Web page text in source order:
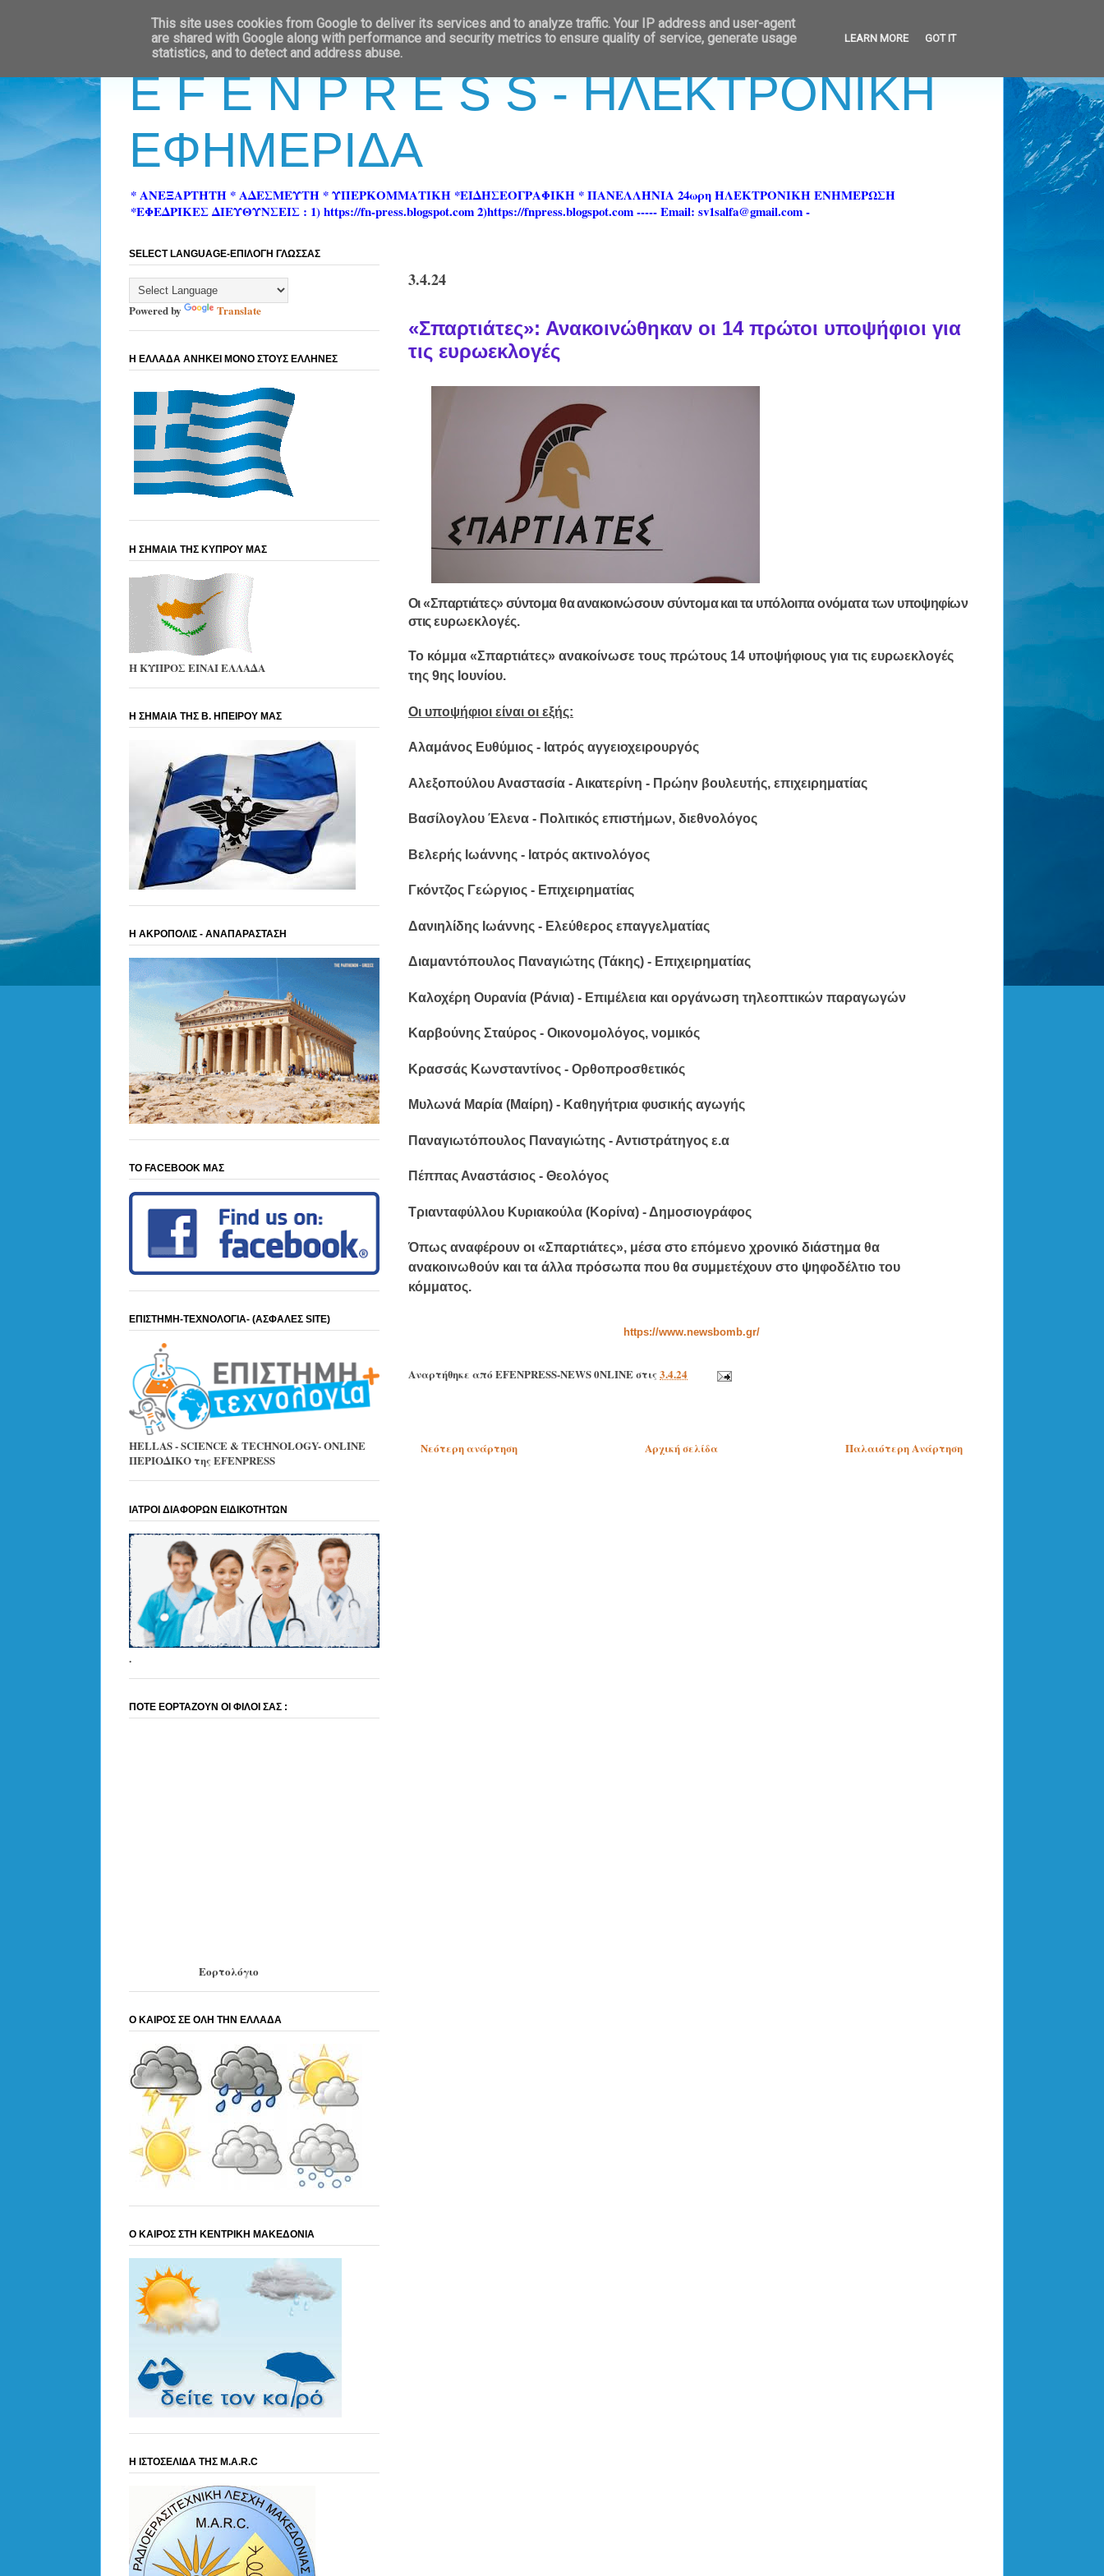
E F E N P R E S S - ΗΛΕΚΤΡΟΝΙΚΗ
ΕΦΗΜΕΡΙΔΑ
* ΑΝΕΞΑΡΤΗΤΗ * ΑΔΕΣΜΕΥΤΗ * ΥΠΕΡΚΟΜΜΑΤΙΚΗ *ΕΙΔΗΣΕΟΓΡΑΦΙΚΗ * ΠΑΝΕΛΛΗΝΙΑ 24ωρη ΗΛΕΚΤΡΟΝΙΚΗ ΕΝΗΜΕΡΩΣΗ
*ΕΦΕΔΡΙΚΕΣ ΔΙΕΥΘΥΝΣΕΙΣ : 1) https://fn-press.blogspot.com 2)https://fnpress.blogspot.com ----- Email: sv1salfa@gmail.com -
3.4.24
«Σπαρτιάτες»: Ανακοινώθηκαν οι 14 πρώτοι υποψήφιοι για
τις ευρωεκλογές
Οι «Σπαρτιάτες» σύντομα θα ανακοινώσουν σύντομα και τα υπόλοιπα ονόματα των υποψηφίων
στιςευρωεκλογές.
Το κόμμα «Σπαρτιάτες» ανακοίνωσε τους πρώτους 14 υποψήφιους για τις ευρωεκλογές
της 9ης Ιουνίου.
Οι υποψήφιοι είναι οι εξής:
Αλαμάνος Ευθύμιος - Ιατρός αγγειοχειρουργός
Αλεξοπούλου Αναστασία - Αικατερίνη - Πρώην βουλευτής, επιχειρηματίας
Βασίλογλου Έλενα - Πολιτικός επιστήμων, διεθνολόγος
Βελερής Ιωάννης - Ιατρός ακτινολόγος
Γκόντζος Γεώργιος - Επιχειρηματίας
Δανιηλίδης Ιωάννης - Ελεύθερος επαγγελματίας
Διαμαντόπουλος Παναγιώτης (Τάκης) - Επιχειρηματίας
Καλοχέρη Ουρανία (Ράνια) - Επιμέλεια και οργάνωση τηλεοπτικών παραγωγών
Καρβούνης Σταύρος - Οικονομολόγος, νομικός
Κρασσάς Κωνσταντίνος - Ορθοπροσθετικός
Μυλωνά Μαρία (Μαίρη) - Καθηγήτρια φυσικής αγωγής
Παναγιωτόπουλος Παναγιώτης - Αντιστράτηγος ε.α
Πέππας Αναστάσιος - Θεολόγος
Τριανταφύλλου Κυριακούλα (Κορίνα) - Δημοσιογράφος
Όπως αναφέρουν οι «Σπαρτιάτες», μέσα στο επόμενο χρονικό διάστημα θα
ανακοινωθούν και τα άλλα πρόσωπα που θα συμμετέχουν στο ψηφοδέλτιο του
κόμματος.
https://www.newsbomb.gr/
Αναρτήθηκε από EFENPRESS-NEWS 0NLINEστις 3.4.24
Νεότερη ανάρτηση Παλαιότερη Ανάρτηση
Αρχική σελίδα
SELECT LANGUAGE-ΕΠΙΛΟΓΗ ΓΛΩΣΣΑΣ
Powered by Translate
Η ΕΛΛΑΔΑ ΑΝΗΚΕΙ ΜΟΝΟ ΣΤΟΥΣ ΕΛΛΗΝΕΣ
Η ΣΗΜΑΙΑ ΤΗΣ ΚΥΠΡΟΥ ΜΑΣ
Η ΚΥΠΡΟΣ ΕΙΝΑΙ ΕΛΛΑΔΑ
Η ΣΗΜΑΙΑ ΤΗΣ Β. ΗΠΕΙΡΟΥ ΜΑΣ
Η ΑΚΡΟΠΟΛΙΣ - ΑΝΑΠΑΡΑΣΤΑΣΗ
ΤΟ FACEBOOK ΜΑΣ
ΕΠΙΣΤΗΜΗ-ΤΕΧΝΟΛΟΓΙΑ- (ΑΣΦΑΛΕΣ SITE)
HELLAS - SCIENCE & TECHNOLOGY- ONLINE
ΠΕΡΙΟΔΙΚΟ της EFENPRESS
ΙΑΤΡΟΙ ΔΙΑΦΟΡΩΝ ΕΙΔΙΚΟΤΗΤΩΝ
.
ΠΟΤΕ ΕΟΡΤΑΖΟΥΝ ΟΙ ΦΙΛΟΙ ΣΑΣ :
Εορτολόγιο
Ο ΚΑΙΡΟΣ ΣΕ ΟΛΗ ΤΗΝ ΕΛΛΑΔΑ
Ο ΚΑΙΡΟΣ ΣΤΗ ΚΕΝΤΡΙΚΗ ΜΑΚΕΔΟΝΙΑ
Η ΙΣΤΟΣΕΛΙΔΑ ΤΗΣ M.A.R.C
This site uses cookies from Google to deliver its services and to analyze traffic. Your IP address and user-agent
are shared with Google along with performance and security metrics to ensure quality of service, generate usage
statistics, and to detect and address abuse.
LEARN MORE GOT IT